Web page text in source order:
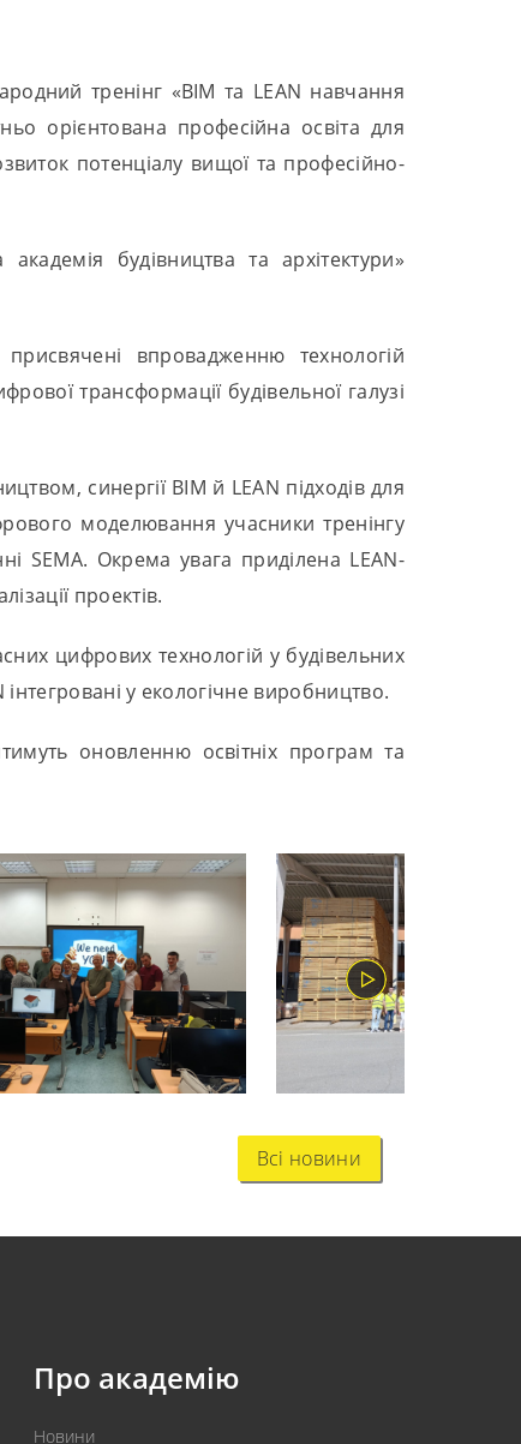
тренінг «BIM та LEAN навчання
орієнтована професійна освіта для
потенціалу вищої та професійно-
будівництва та архітектури»
впровадженню технологій
трансформації будівельної галузі
синергії BIM й LEAN підходів для
моделювання учасники тренінгу
SEMA. Окрема увага приділена LEAN-
проектів.
цифрових технологій у будівельних
у екологічне виробництво.
оновленню освітніх програм та
Всі новини
Про академію
Новини